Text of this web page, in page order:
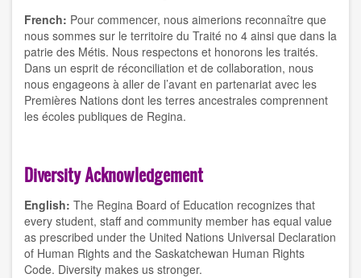
French: Pour commencer, nous aimerions reconnaître que
nous sommes sur le territoire du Traité no 4 ainsi que dans la
patrie des Métis. Nous respectons et honorons les traités.
Dans un esprit de réconciliation et de collaboration, nous
nous engageons à aller de l’avant en partenariat avec les
Premières Nations dont les terres ancestrales comprennent
les écoles publiques de Regina.
Diversity Acknowledgement
English: The Regina Board of Education recognizes that
every student, staff and community member has equal value
as prescribed under the United Nations Universal Declaration
of Human Rights and the Saskatchewan Human Rights
Code. Diversity makes us stronger.